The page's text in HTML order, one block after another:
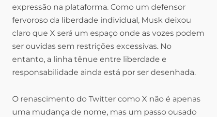
expressão na plataforma. Como um defensor
fervoroso da liberdade individual, Musk deixou
claro que X será um espaço onde as vozes podem
ser ouvidas sem restrições excessivas. No
entanto, a linha tênue entre liberdade e
responsabilidade ainda está por ser desenhada.
O renascimento do Twitter como X não é apenas
uma mudança de nome, mas um passo ousado